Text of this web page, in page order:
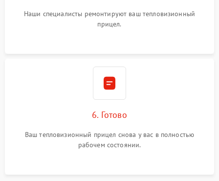
Наши специалисты ремонтируют ваш тепловизионный
прицел.
6. Готово
Ваш тепловизионный прицел снова у вас в полностью
рабочем состоянии.